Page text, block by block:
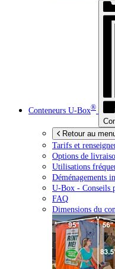
Conteneurs U-Box®
Retour au
Tarifs et
Options de
Utilisations
Déménagements
U-Box - Conseils
FAQ
Dimensions du